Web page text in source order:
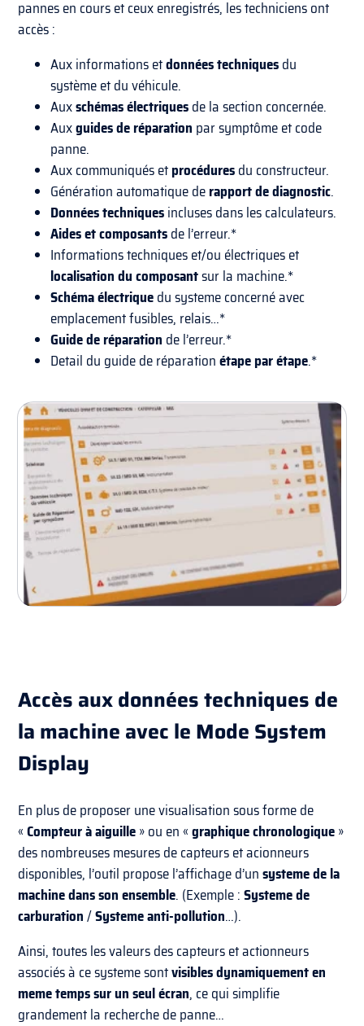
pannes en cours et ceux enregistrés, les techniciens ont
accès :
Aux informations etdonnées techniquesdu
système et du véhicule.
Auxschémas électriquesde la section concernée.
Auxguides de réparation par symptôme et code
panne.
Aux communiqués etprocéduresdu constructeur.
Génération automatique derapport de diagnostic.
Données techniquesincluses dans les calculateurs.
Aides et composantsde l’erreur.*
Informations techniques et/ou électriques et
localisation du composantsur la machine.*
Schéma électriquedu systeme concerné avec
emplacement fusibles, relais…*
Guide de réparation de l’erreur.*
Detail du guide de réparationétape par étape.*
Accès aux données techniques de
la machine avec le Mode System
Display
En plus de proposer une visualisation sous forme de
«Compteur à aiguille» ou en «graphique chronologique»
des nombreuses mesures de capteurs et acionneurs
disponibles, l’outil propose l’affichage d’unsysteme de la
machine dans son ensemble. (Exemple :Systeme de
carburation/Systeme anti-pollution…).
Ainsi, toutes les valeurs des capteurs et actionneurs
associés à ce systeme sontvisibles dynamiquement en
meme temps sur un seul écran, ce qui simplifie
grandement la recherche de panne…